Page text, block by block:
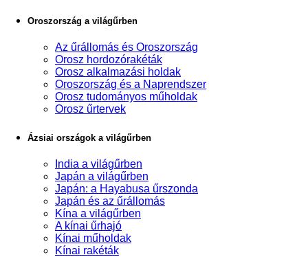
Oroszország a világűrben
Az űrállomás és Oroszország
Orosz hordozórakéták
Orosz alkalmazási holdak
Oroszország és a Naprendszer
Orosz tudományos műholdak
Orosz űrtervek
Ázsiai országok a világűrben
India a világűrben
Japán a világűrben
Japán: a Hayabusa űrszonda
Japán és az űrállomás
Kína a világűrben
A kínai űrhajó
Kínai műholdak
Kínai rakéták